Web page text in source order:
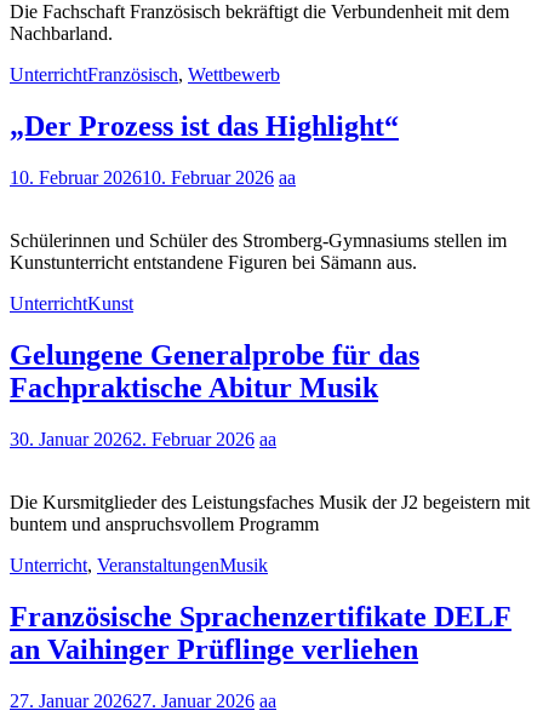
Die Fachschaft Französisch bekräftigt die Verbundenheit mit dem
Nachbarland.
UnterrichtFranzösisch, Wettbewerb
„Der Prozess ist das Highlight“
10. Februar 202610. Februar 2026 aa
Schülerinnen und Schüler des Stromberg-Gymnasiums stellen im
Kunstunterricht entstandene Figuren bei Sämann aus.
UnterrichtKunst
Gelungene Generalprobe für das
Fachpraktische Abitur Musik
30. Januar 20262. Februar 2026 aa
Die Kursmitglieder des Leistungsfaches Musik der J2 begeistern mit
buntem und anspruchsvollem Programm
Unterricht, VeranstaltungenMusik
Französische Sprachenzertifikate DELF
an Vaihinger Prüflinge verliehen
27. Januar 202627. Januar 2026 aa